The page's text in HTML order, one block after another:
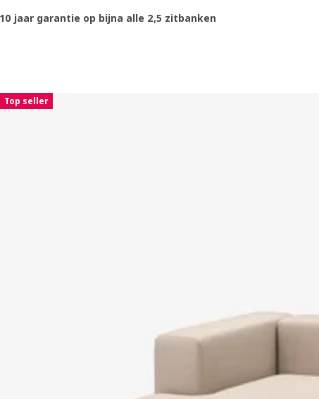
10 jaar garantie op bijna alle 2,5 zitbanken
Sla vermelding over
Top seller